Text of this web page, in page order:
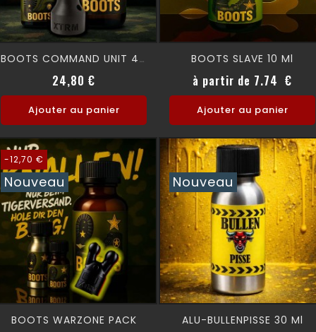
BOOTS COMMAND UNIT 40 Ml
24,80 €
Ajouter au panier
BOOTS SLAVE 10 Ml
à partir de 7.74 €
Ajouter au panier
-12,70 €
Nouveau
BOOTS WARZONE PACK
Nouveau
ALU-BULLENPISSE 30 Ml